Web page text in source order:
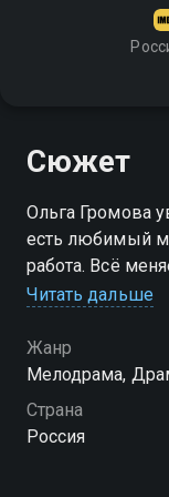
Сюжет
Ольга Громова
есть любимый
работа. Всё
начинается
своё счастье
Посмотреть
"всегда" вы
Читать дальше
Жанр
Мелодрама,
Страна
Россия